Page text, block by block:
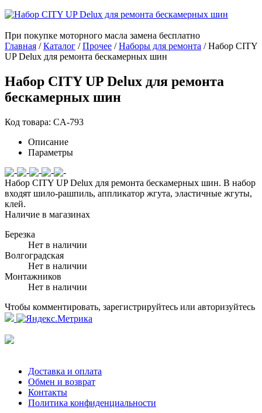
При покупке моторного масла замена бесплатно
Главная /Каталог /Прочее /Наборы для ремонта /Набор CITY
UP Delux для ремонта бескамерных шин
Набор CITY UP Delux для ремонта
бескамерных шин
Код товара: CA-793
Описание
Параметры
Набор CITY UP Delux для ремонта бескамерных шин. В набор
входят шило-рашпиль, аппликатор жгута, эластичные жгуты,
клей.
Наличие в магазинах
Березка
Нет в наличии
Волгоградская
Нет в наличии
Монтажников
Нет в наличии
Чтобы комментировать, зарегистрируйтесь или авторизуйтесь
Доставка и оплата
Обмен и возврат
Контакты
Политика конфиденциальности